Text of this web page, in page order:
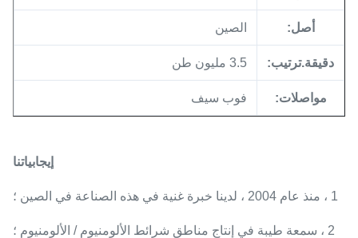
أصل: الصين
دقيقة.ترتيب: 3.5 مليون طن
مواصلات: فوب سيف
إيجابياتنا
1 ، منذ عام 2004 ، لدينا خبرة غنية في هذه الصناعة في الصين ؛
2 ، سمعة طيبة في إنتاج مناطق شرائط الألومنيوم / الألومنيوم ؛